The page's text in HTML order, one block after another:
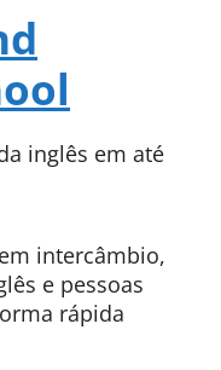
inglês em até
intercâmbio,
e pessoas
rápida